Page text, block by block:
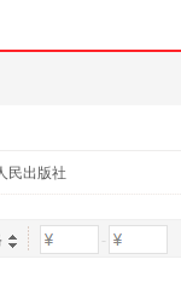
民出版社
-